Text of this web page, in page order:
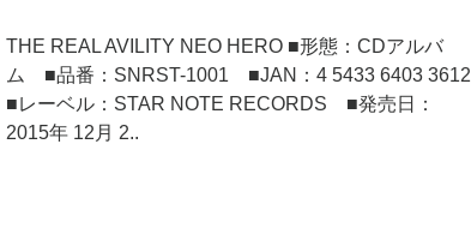
THE REAL AVILITY NEO HERO ■形態：CDアルバ
ム ■品番：SNRST-1001 ■JAN：4 5433 6403 3612
■レーベル：STAR NOTE RECORDS ■発売日：
2015年 12月 2..